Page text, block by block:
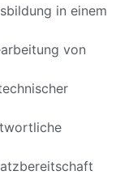
in einem
von